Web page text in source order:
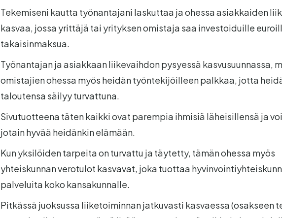
Tekemiseni kautta työnantajani laskuttaa ja ohessa asiakkaiden
kasvaa, jossa yrittäjä tai yrityksen omistaja saa investoiduille
takaisinmaksua.
Työnantajan ja asiakkaan liikevaihdon pysyessä kasvusuunnassa,
omistajien ohessa myös heidän työntekijöilleen palkkaa, jotta
taloutensa säilyy turvattuna.
Sivutuotteena täten kaikki ovat parempia ihmisiä läheisillensä ja
jotain hyvää heidänkin elämään.
Kun yksilöiden tarpeita on turvattu ja täytetty, tämän ohessa myös
yhteiskunnan verotulot kasvavat, joka tuottaa
palveluita koko kansakunnalle.
Pitkässä juoksussa liiketoiminnan jatkuvasti kasvaessa (osakseen